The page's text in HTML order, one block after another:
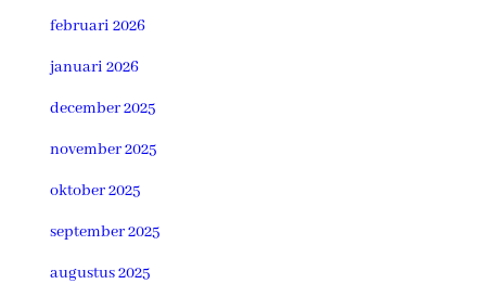
februari 2026
januari 2026
december 2025
november 2025
oktober 2025
september 2025
augustus 2025